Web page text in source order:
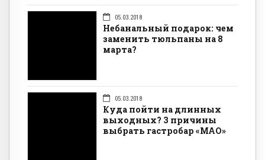
05.03.2018
Небанальный подарок: чем
заменить тюльпаны на 8
марта?
05.03.2018
Куда пойти на длинных
выходных? 3 причины
выбрать гастробар «МАО»